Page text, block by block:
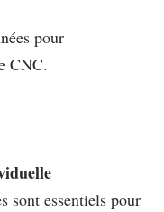
pour
CNC.
sont essentiels pour